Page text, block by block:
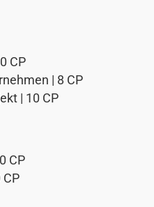
CP
| 8 CP
| 10 CP
CP
CP